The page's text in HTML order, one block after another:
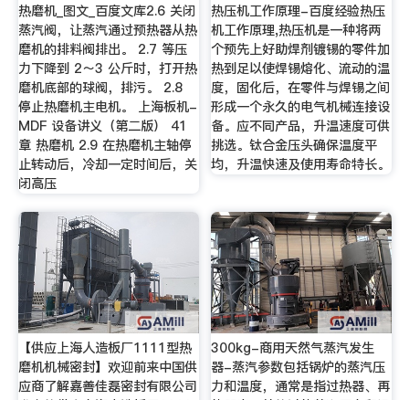
热磨机_图文_百度文库2.6 关闭
蒸汽阀，让蒸汽通过预热器从热
磨机的排料阀排出。 2.7 等压
力下降到 2～3 公斤时，打开热
磨机底部的球阀，排污。 2.8
停止热磨机主电机。 上海板机-
MDF 设备讲义（第二版） 41
章 热磨机 2.9 在热磨机主轴停
止转动后，冷却一定时间后，关
闭高压
热压机工作原理-百度经验热压
机工作原理,热压机是一种将两
个预先上好助焊剂镀锡的零件加
热到足以使焊锡熔化、流动的温
度，固化后，在零件与焊锡之间
形成一个永久的电气机械连接设
备。应不同产品，升温速度可供
挑选。钛合金压头确保温度平
均，升温快速及使用寿命特长。
【供应上海人造板厂1111型热
磨机机械密封】欢迎前来中国供
应商了解嘉善佳磊密封有限公司
300kg-商用天然气蒸汽发生
器-蒸汽参数包括锅炉的蒸汽压
力和温度，通常是指过热器、再